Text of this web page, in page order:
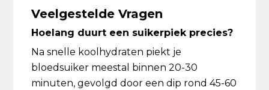
Veelgestelde Vragen
Hoelang duurt een suikerpiek precies?
Na snelle koolhydraten piekt je
bloedsuiker meestal binnen 20-30
minuten, gevolgd door een dip rond 45-60